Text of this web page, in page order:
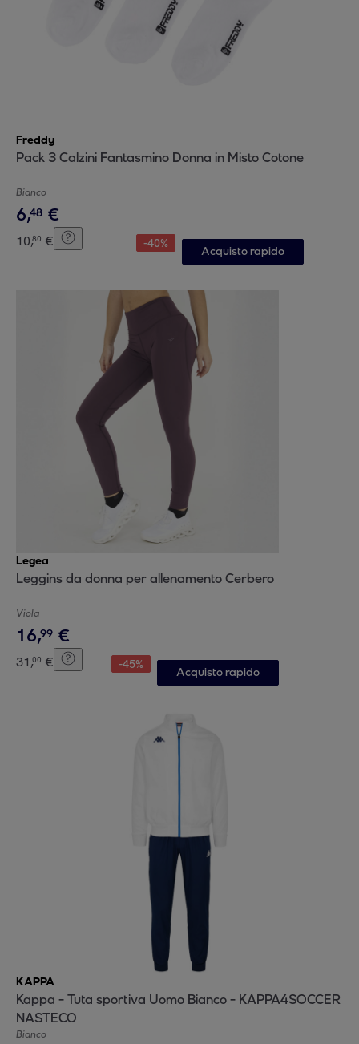
Freddy
Pack 3 Calzini Fantasmino Donna in Misto Cotone
Bianco
6,48 €
10,80 € -40%
Acquisto rapido
Legea
Leggins da donna per allenamento Cerbero
Viola
16,99 €
31,00 € -45%
Acquisto rapido
KAPPA
Kappa - Tuta sportiva Uomo Bianco - KAPPA4SOCCER
NASTECO
Bianco